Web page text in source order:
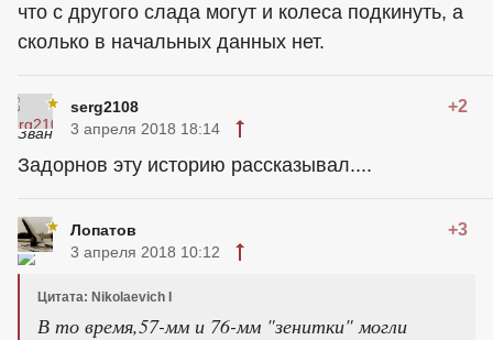
что с другого слада могут и колеса подкинуть, а
сколько в начальных данных нет.
serg2108 +2
3 апреля 2018 18:14
Задорнов эту историю рассказывал....
Лопатов +3
3 апреля 2018 10:12
Цитата: Nikolaevich I
В то время,57-мм и 76-мм "зенитки" могли